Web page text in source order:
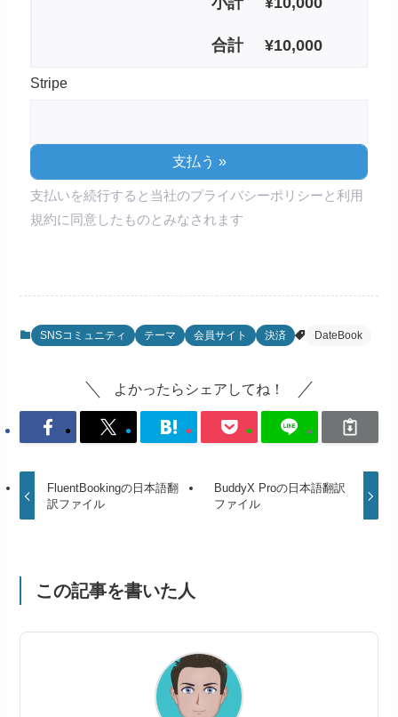
合計 ¥10,000
Stripe
支払いを続行すると当社のプライバシーポリシーと利用
規約に同意したものとみなされます
SNSコミュニティ テーマ 会員サイト 決済 DateBook
よかったらシェアしてね！
FluentBookingの日本語翻
訳ファイル
BuddyX Proの日本語翻訳
ファイル
この記事を書いた人